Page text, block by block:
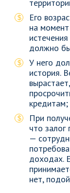
Его
на
должно
У него
история.
кредитам;
При
что залог
—
доходах.
нет,